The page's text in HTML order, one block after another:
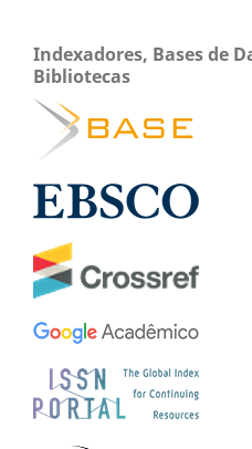
Indexadores, Bases de
Bibliotecas